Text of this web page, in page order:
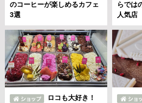
のコーヒーが楽しめるカフェ
3選
らでは
人気店
ロコも大好き！